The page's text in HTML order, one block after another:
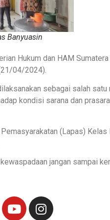
Banyuasin
Hukum dan HAM
04/2024).
sebagai salah
kondisi sarana dan
(Lapas)
jangan sampai